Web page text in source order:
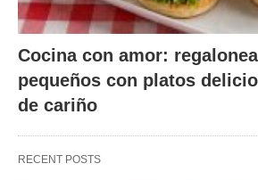
Cocina con amor:
pequeños con platos
de cariño
RECENT POSTS